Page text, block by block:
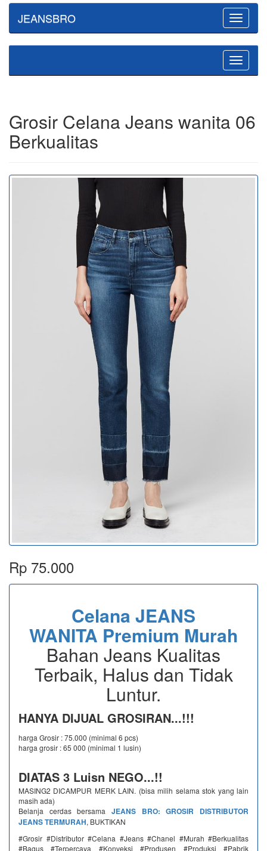
Toggle
JEANSBRO
Toggle
Grosir Celana Jeans wanita 06
Berkualitas
Rp 75.000
Celana JEANS
WANITA Premium Murah
Bahan Jeans Kualitas
Terbaik, Halus dan Tidak
Luntur.
HANYA DIJUAL GROSIRAN...!!!
harga Grosir : 75.000 (minimal 6 pcs)
harga grosir : 65 000 (minimal 1 lusin)
DIATAS 3 Luisn NEGO...!!
MASING2 DICAMPUR MERK LAIN. (bisa milih selama stok yang lain
masih ada)
Belanja cerdas bersama JEANS BRO: GROSIR DISTRIBUTOR
JEANS TERMURAH, BUKTIKAN
#Grosir #Distributor #Celana #Jeans #Chanel #Murah #Berkualitas
#Bagus #Terpercaya #Konveksi #Produsen #Produksi #Pabrik